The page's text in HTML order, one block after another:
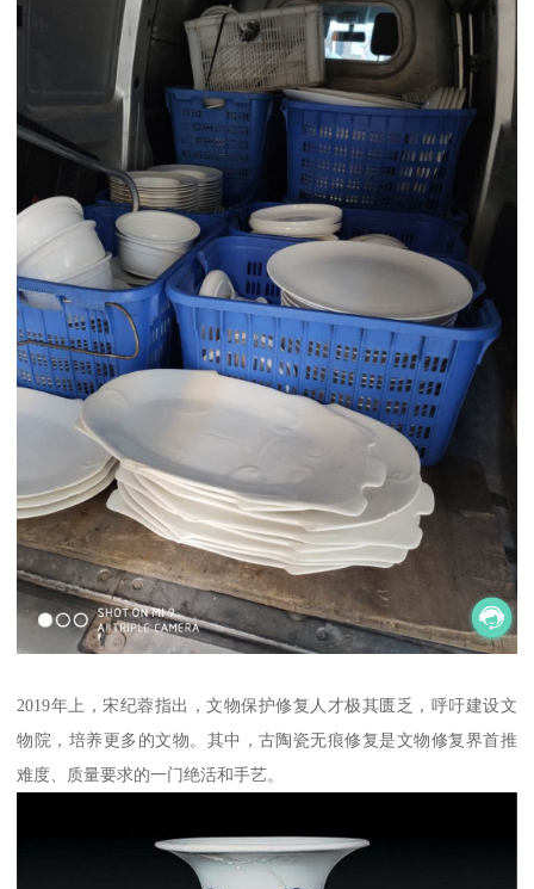
2019年上，宋纪蓉指出，文物保护修复人才极其匮乏，呼吁建设文
物院，培养更多的文物。其中，古陶瓷无痕修复是文物修复界首推
难度、质量要求的一门绝活和手艺。